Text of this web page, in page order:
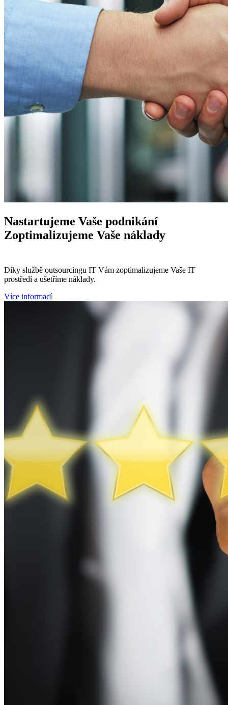
NastartujemeVaše podnikání
ZoptimalizujemeVaše náklady
Díky službě outsourcingu IT Vám zoptimalizujeme Vaše IT
prostředí a ušetříme náklady.
Více informací